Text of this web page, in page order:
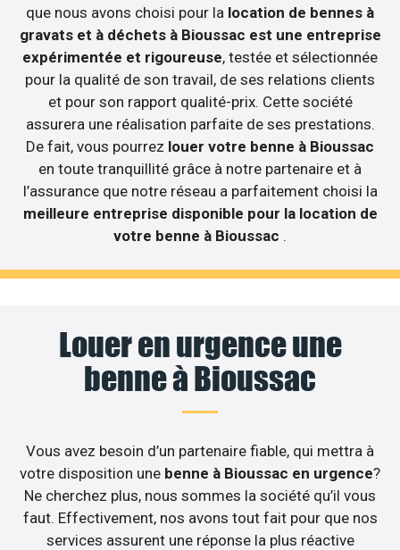
que nous avons choisi pour la location de bennes à
gravats et à déchets à Bioussac est une entreprise
expérimentée et rigoureuse, testée et sélectionnée
pour la qualité de son travail, de ses relations clients
et pour son rapport qualité-prix. Cette société
assurera une réalisation parfaite de ses prestations.
De fait, vous pourrez louer votre benne à Bioussac
en toute tranquillité grâce à notre partenaire et à
l’assurance que notre réseau a parfaitement choisi la
meilleure entreprise disponible pour la location de
votre benne à Bioussac .
Louer en urgence une
benne à Bioussac
Vous avez besoin d’un partenaire fiable, qui mettra à
votre disposition une benne à Bioussac en urgence?
Ne cherchez plus, nous sommes la société qu’il vous
faut. Effectivement, nos avons tout fait pour que nos
services assurent une réponse la plus réactive